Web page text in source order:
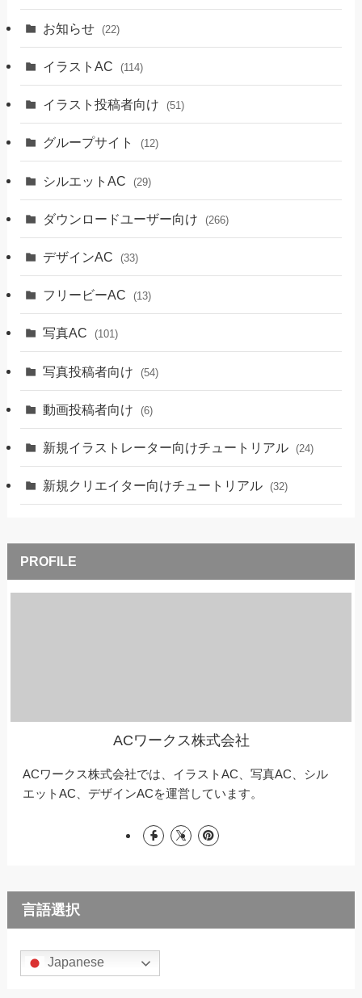
お知らせ (22)
イラストAC (114)
イラスト投稿者向け (51)
グループサイト (12)
シルエットAC (29)
ダウンロードユーザー向け (266)
デザインAC (33)
フリービーAC (13)
写真AC (101)
写真投稿者向け (54)
動画投稿者向け (6)
新規イラストレーター向けチュートリアル (24)
新規クリエイター向けチュートリアル (32)
ACワークス株式会社
ACワークス株式会社では、イラストAC、写真AC、シル
エットAC、デザインACを運営しています。
言語選択
Japanese